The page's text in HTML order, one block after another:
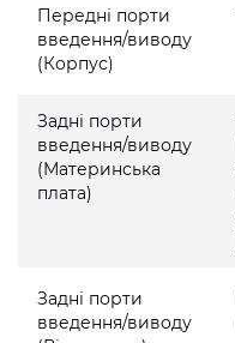
Передні порти
введення/виводу
(Корпус)
Задні порти
введення/виводу
(Материнська
плата)
Задні порти
введення/виводу